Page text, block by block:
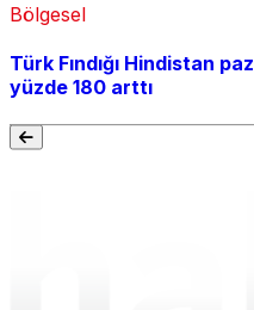
Bölgesel
Türk Fındığı Hindistan
yüzde 180 arttı